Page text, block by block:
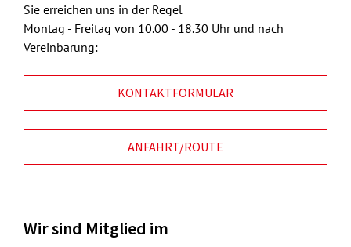
Sie erreichen uns in der Regel
Montag - Freitag von 10.00 - 18.30 Uhr und nach
Vereinbarung:
KONTAKTFORMULAR
ANFAHRT/ROUTE
Wir sind Mitglied im